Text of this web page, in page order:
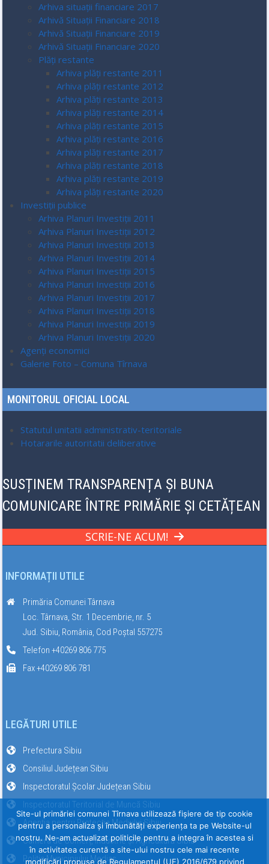
Arhiva situații financiare 2017
Arhivă Situații Financiare 2018
Arhivă Situații Financiare 2019
Arhivă Situații Financiare 2020
Plăți restante
Arhiva plăți restante 2011
Arhiva plăți restante 2012
Arhiva plăți restante 2013
Arhiva plăți restante 2014
Arhiva plăți restante 2015
Arhiva plăți restante 2016
Arhiva plăți restante 2017
Arhiva plăți restante 2018
Arhiva plăți restante 2019
Arhiva plăți restante 2020
Investiții publice
Arhiva Planuri Investiții 2011
Arhiva Planuri Investiții 2012
Arhiva Planuri Investiții 2013
Arhiva Planuri Investiții 2014
Arhiva Planuri Investiții 2015
Arhiva Planuri Investiții 2016
Arhiva Planuri Investiții 2017
Arhiva Planuri Investiții 2018
Arhiva Planuri Investiții 2019
Arhiva Planuri Investiții 2020
Agenți economici
Galerie Foto – Comuna Tîrnava
MONITORUL OFICIAL LOCAL
Statutul unitatii administrativ-teritoriale
Hotararile autoritatii deliberative
SUSȚINEM TRANSPARENȚA ȘI BUNA
COMUNICARE ÎNTRE PRIMĂRIE ȘI CETĂȚEAN
SCRIE-NE ACUM!
INFORMAȚII UTILE
Primăria Comunei Târnava
Loc. Târnava, Str. 1 Decembrie, nr. 5
Jud. Sibiu, România, Cod Poștal 557275
Telefon +40269 806 775
Fax +40269 806 781
LEGĂTURI UTILE
Prefectura Sibiu
Consiliul Județean Sibiu
Inspectoratul Școlar Județean Sibiu
Inspectoratul Teritorial de Muncă Sibiu
Agenția pentru Protecția Mediului Sibiu
Camera de Comerț, Industrie și Agricultură Sibiu
Poliția Municipiului Mediaș
Site-ul primăriei comunei Tîrnava utilizează fişiere de tip cookie
pentru a personaliza și îmbunătăți experiența ta pe Website-ul
nostru. Ne-am actualizat politicile pentru a integra în acestea si
în activitatea curentă a site-ului nostru cele mai recente
modificări propuse de Regulamentul (UE) 2016/679 privind